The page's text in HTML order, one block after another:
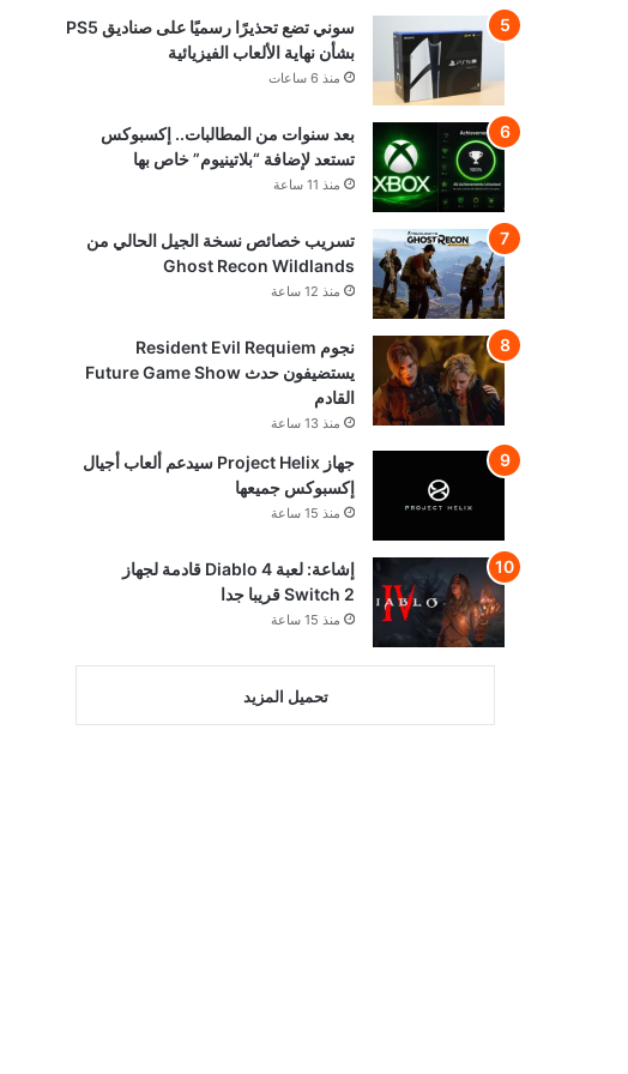
سوني تضع تحذيرًا رسميًا على صناديق PS5
بشأن نهاية الألعاب الفيزيائية
منذ 6 ساعات
بعد سنوات من المطالبات.. إكسبوكس
تستعد لإضافة “بلاتينيوم” خاص بها
منذ 11 ساعة
تسريب خصائص نسخة الجيل الحالي من
Ghost Recon Wildlands
منذ 12 ساعة
نجوم Resident Evil Requiem
يستضيفون حدث Future Game Show
القادم
منذ 13 ساعة
جهاز Project Helix سيدعم ألعاب أجيال
إكسبوكس جميعها
منذ 15 ساعة
إشاعة: لعبة Diablo 4 قادمة لجهاز
Switch 2 قريبا جدا
منذ 15 ساعة
تحميل المزيد